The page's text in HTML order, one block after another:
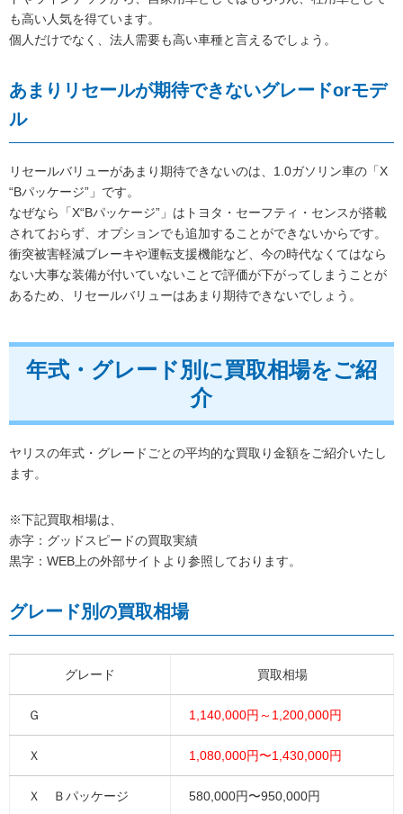
も高い人気を得ています。
個人だけでなく、法人需要も高い車種と言えるでしょう。
あまりリセールが期待できないグレードorモデ
ル
リセールバリューがあまり期待できないのは、1.0ガソリン車の「X
“Bパッケージ”」です。
なぜなら「X“Bパッケージ”」はトヨタ・セーフティ・センスが搭載
されておらず、オプションでも追加することができないからです。
衝突被害軽減ブレーキや運転支援機能など、今の時代なくてはなら
ない大事な装備が付いていないことで評価が下がってしまうことが
あるため、リセールバリューはあまり期待できないでしょう。
年式・グレード別に買取相場をご紹
介
ヤリスの年式・グレードごとの平均的な買取り金額をご紹介いたし
ます。
※下記買取相場は、
赤字：グッドスピードの買取実績
黒字：WEB上の外部サイトより参照しております。
グレード別の買取相場
グレード 買取相場
Ｇ 1,140,000円～1,200,000円
Ｘ 1,080,000円〜1,430,000円
Ｘ Ｂパッケージ 580,000円〜950,000円